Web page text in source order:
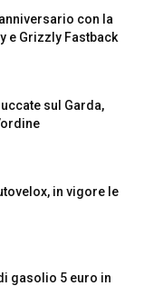
con la
e Grizzly Fastback
sul Garda,
in vigore le
gasolio 5 euro in